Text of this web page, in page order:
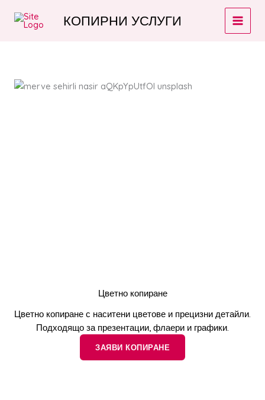
КОПИРНИ УСЛУГИ
Цветно копиране
Цветно копиране с наситени цветове и прецизни детайли.
Подходящо за презентации, флаери и графики.
ЗАЯВИ КОПИРАНЕ